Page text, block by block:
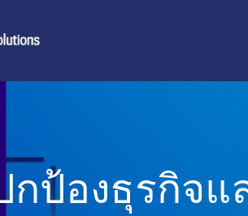
กป้องธุรกิจแ